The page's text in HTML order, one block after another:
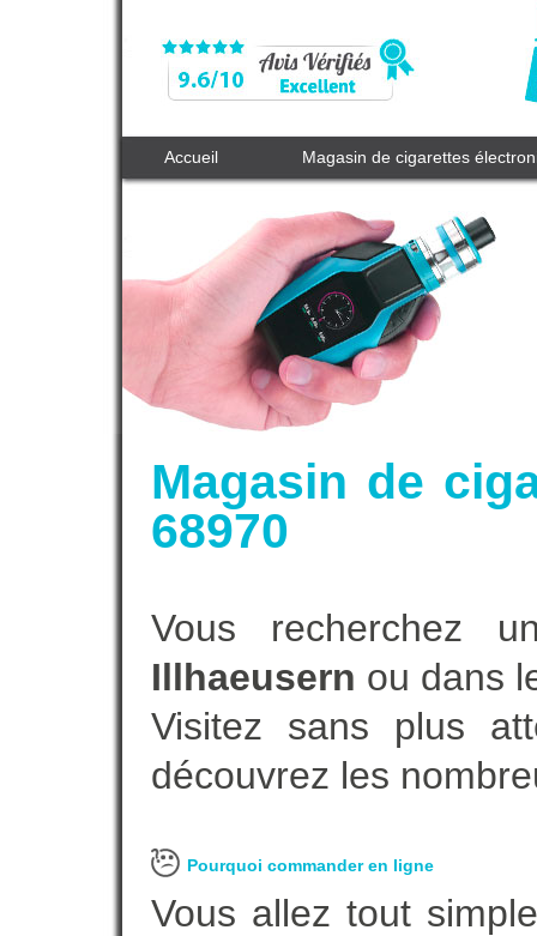
Accueil Magasin de cigarettes
Magasin de
68970
Vous recherchez
Illhaeusern ou dans
Visitez sans plus
découvrez les
Pourquoi commander en ligne
Vous allez tout